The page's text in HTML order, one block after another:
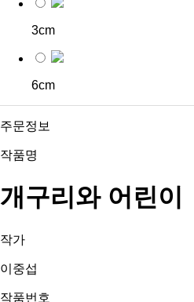
3cm
6cm
주문정보
작품명
개구리와 어린이
작가
이중섭
작품번호